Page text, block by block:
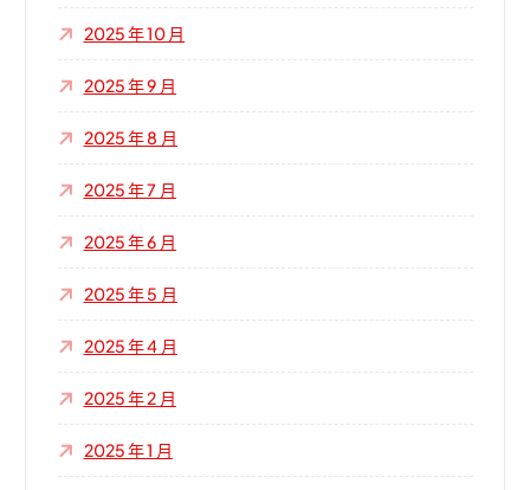
2025 年 10 月
2025 年 9 月
2025 年 8 月
2025 年 7 月
2025 年 6 月
2025 年 5 月
2025 年 4 月
2025 年 2 月
2025 年 1 月